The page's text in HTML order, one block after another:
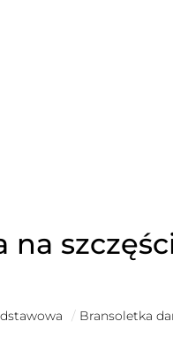
na
/ Bransoletka